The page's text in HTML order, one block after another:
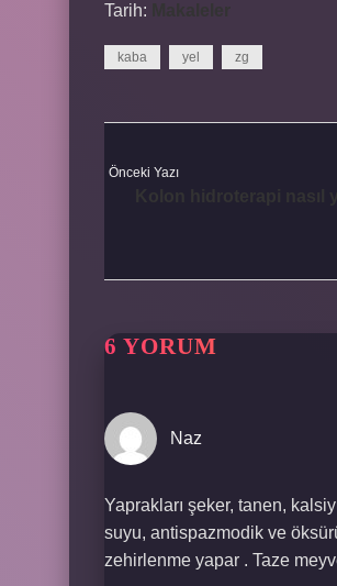
Tarih:
kaba yel zg
Önceki Yazı
6 YORUM
Naz
Yaprakları şeker, tanen,
suyu, antispazmodik ve
zehirlenme yapar . Taze